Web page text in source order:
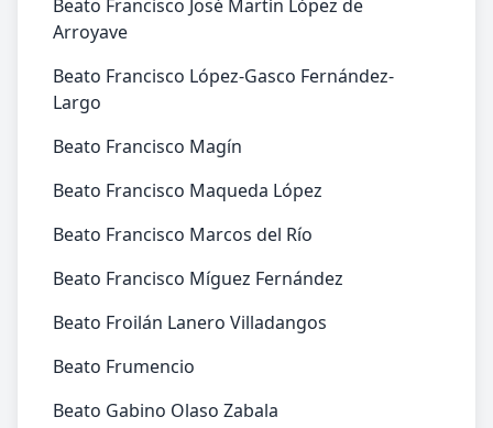
Beato Francisco José Martín López de
Arroyave
Beato Francisco López-Gasco Fernández-
Largo
Beato Francisco Magín
Beato Francisco Maqueda López
Beato Francisco Marcos del Río
Beato Francisco Míguez Fernández
Beato Froilán Lanero Villadangos
Beato Frumencio
Beato Gabino Olaso Zabala